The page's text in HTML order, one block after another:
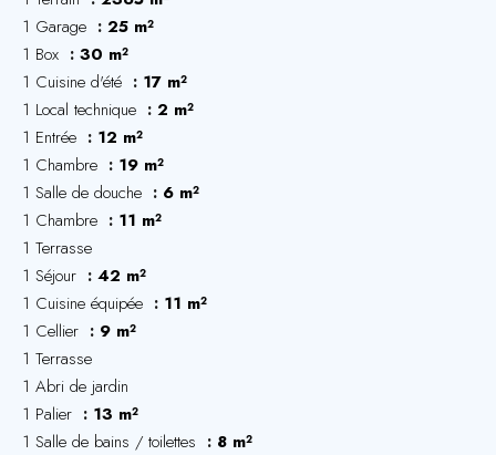
1 Garage
25 m²
1 Box
30 m²
1 Cuisine d'été
17 m²
1 Local technique
2 m²
1 Entrée
12 m²
1 Chambre
19 m²
1 Salle de douche
6 m²
1 Chambre
11 m²
1 Terrasse
1 Séjour
42 m²
1 Cuisine équipée
11 m²
1 Cellier
9 m²
1 Terrasse
1 Abri de jardin
1 Palier
13 m²
1 Salle de bains / toilettes
8 m²